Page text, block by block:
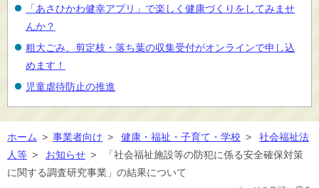
「あさひかわ健幸アプリ」で楽しく健康づくりをしてみませ
んか？
粗大ごみ、剪定枝・落ち葉の収集受付がオンラインで申し込
めます！
児童虐待防止の推進
ホーム > 事業者向け > 健康・福祉・子育て・学校 >
社会福祉法
人等 > お知らせ >
「社会福祉施設等の防犯に係る安全確保対策
に関する調査研究事業」の結果について